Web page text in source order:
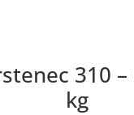
310 –
kg